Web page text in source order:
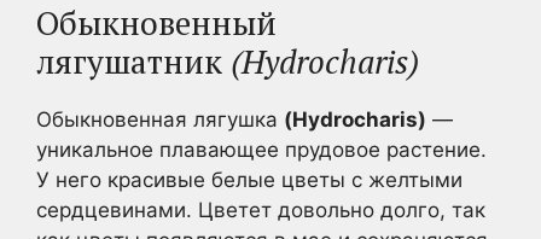
Обыкновенный
лягушатник (Hydrocharis)
Обыкновенная лягушка (Hydrocharis) —
уникальное плавающее прудовое растение.
У него красивые белые цветы с желтыми
сердцевинами. Цветет довольно долго, так